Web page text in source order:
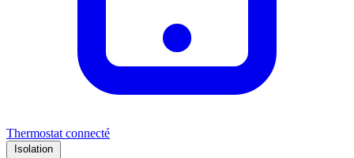
Thermostat connecté